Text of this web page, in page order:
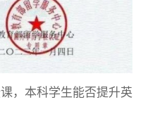
，本科学生能否提升英